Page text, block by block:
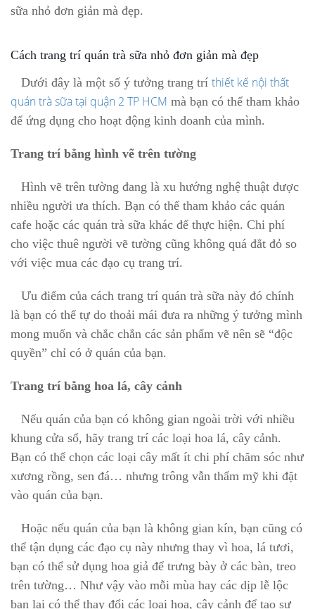
sữa nhỏ đơn giản mà đẹp.
Cách trang trí quán trà sữa nhỏ đơn giản mà đẹp
Dưới đây là một số ý tưởng trang trí thiết kế nội thất
quán trà sữa tại quận 2 TP HCM mà bạn có thể tham khảo
để ứng dụng cho hoạt động kinh doanh của mình.
Trang trí bằng hình vẽ trên tường
Hình vẽ trên tường đang là xu hướng nghệ thuật được
nhiều người ưa thích. Bạn có thể tham khảo các quán
cafe hoặc các quán trà sữa khác để thực hiện. Chi phí
cho việc thuê người vẽ tường cũng không quá đắt đỏ so
với việc mua các đạo cụ trang trí.
Ưu điểm của cách trang trí quán trà sữa này đó chính
là bạn có thể tự do thoải mái đưa ra những ý tưởng mình
mong muốn và chắc chắn các sản phẩm vẽ nên sẽ “độc
quyền” chỉ có ở quán của bạn.
Trang trí bằng hoa lá, cây cảnh
Nếu quán của bạn có không gian ngoài trời với nhiều
khung cửa sổ, hãy trang trí các loại hoa lá, cây cảnh.
Bạn có thể chọn các loại cây mất ít chi phí chăm sóc như
xương rồng, sen đá… nhưng trông vẫn thẩm mỹ khi đặt
vào quán của bạn.
Hoặc nếu quán của bạn là không gian kín, bạn cũng có
thể tận dụng các đạo cụ này nhưng thay vì hoa, lá tươi,
bạn có thể sử dụng hoa giả để trưng bày ở các bàn, treo
trên tường… Như vậy vào mỗi mùa hay các dịp lễ lộc
bạn lại có thể thay đổi các loại hoa, cây cảnh để tạo sự